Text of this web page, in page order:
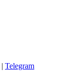
| Telegram